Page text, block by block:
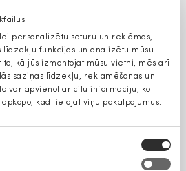
personalizētu saturu un reklāmas,
līdzekļu funkcijas un analizētu mūsu
kā jūs izmantojat mūsu vietni, mēs arī
saziņas līdzekļu, reklamēšanas un
var apvienot ar citu informāciju, ko
kad lietojat viņu pakalpojumus.